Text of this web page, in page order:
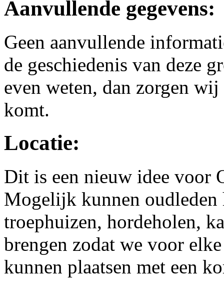
Aanvullende gegevens:
Geen aanvullende
de geschiedenis van deze
even weten, dan zorgen
komt.
Locatie:
Dit is een nieuw idee voor
Mogelijk kunnen oudleden
troephuizen, hordeholen,
brengen zodat we voor
kunnen plaatsen met een